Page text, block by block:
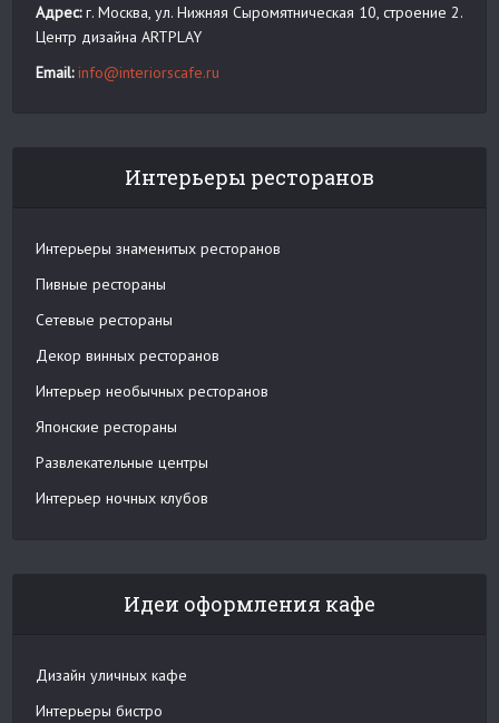
Адрес:г. Москва, ул. Нижняя Сыромятническая 10, строение 2.
Центр дизайна ARTPLAY
Email: info@interiorscafe.ru
Интерьеры ресторанов
Интерьеры знаменитых ресторанов
Пивные рестораны
Сетевые рестораны
Декор винных ресторанов
Интерьер необычных ресторанов
Японские рестораны
Развлекательные центры
Интерьер ночных клубов
Идеи оформления кафе
Дизайн уличных кафе
Интерьеры бистро